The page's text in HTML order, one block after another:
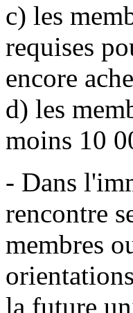
c) les
requises
encore
d) les
moins 10
- Dans
rencontre
membres
la future